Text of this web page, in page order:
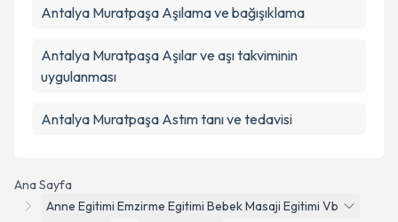
Ana Sayfa
Anne Egitimi Emzirme Egitimi Bebek Masaji Egitimi Vb
Antalya Muratpaşa Aşılama ve bağışıklama
Antalya Muratpaşa Aşılar ve aşı takviminin
uygulanması
Antalya Muratpaşa Astım tanı ve tedavisi